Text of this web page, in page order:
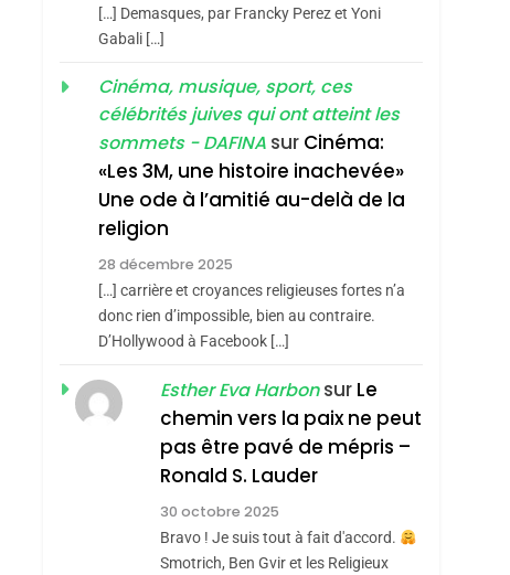
Accords D’Isaac:
L’alliance Pourrait
S’étendre À 13 Pays
D’Amérique Latine
ISRAÉL JUDAISME
5
Meurtrière Selon Le
Rapport D’ADL
Contre
L’antisémitisme
FRANCE ISRAÉL
FIÈRE, DIGNE ET
RÉSILIENTE :
POURQUOI JE
REVENDIQUE MA
JUDAÏTE Par Thérèse
Zrihen-Dvir
ISRAÉL JUDAISME
CE QUI NOUS
MANQUE – Jacques
Hadida
JUDAISME
[…] Demasques, par Francky Perez et Yoni
Gabali […]
Cinéma, musique, sport, ces
célébrités juives qui ont atteint les
sommets - DAFINA sur Cinéma:
«Les 3M, une histoire inachevée»
Une ode à l’amitié au-delà de la
religion
28 décembre 2025
[…] carrière et croyances religieuses fortes n’a
donc rien d’impossible, bien au contraire.
D’Hollywood à Facebook […]
Esther Eva Harbonsur Le
chemin vers la paix ne peut
pas être pavé de mépris –
Ronald S. Lauder
30 octobre 2025
Bravo ! Je suis tout à fait d'accord.
Smotrich, Ben Gvir et les Religieux